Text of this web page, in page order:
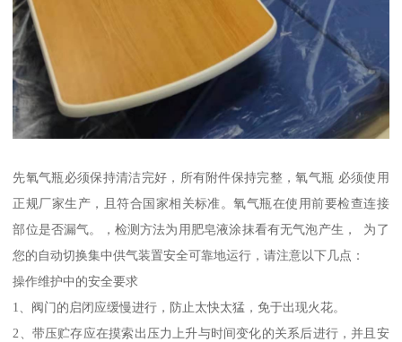
先氧气瓶必须保持清洁完好，所有附件保持完整，氧气瓶 必须使用
正规厂家生产，且符合国家相关标准。氧气瓶在使用前要检查连接
部位是否漏气。，检测方法为用肥皂液涂抹看有无气泡产生， 为了
您的自动切换集中供气装置安全可靠地运行，请注意以下几点：
操作维护中的安全要求
1、阀门的启闭应缓慢进行，防止太快太猛，免于出现火花。
2、带压贮存应在摸索出压力上升与时间变化的关系后进行，并且安